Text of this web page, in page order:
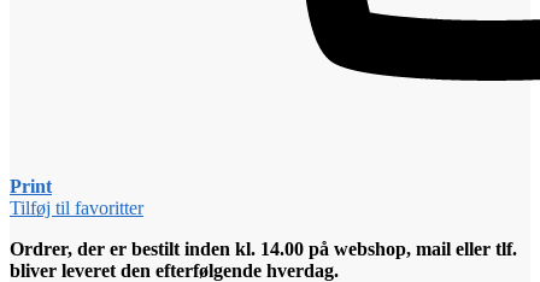
Print
Tilføj til favoritter
Ordrer, der er bestilt inden kl. 14.00 på webshop, mail eller tlf.
bliver leveret den efterfølgende hverdag.